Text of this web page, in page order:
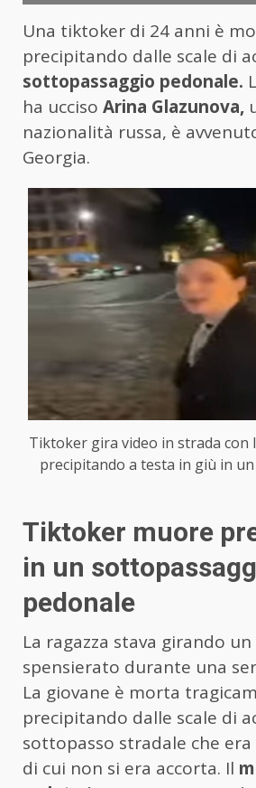
Una tiktoker di 24 anni è
precipitando dalle scale di
sottopassaggio pedonale.
ha ucciso Arina Glazunova,
nazionalità russa, è
Georgia.
Tiktoker gira video in strada con
precipitando a testa in giù in
Tiktoker muore
in un
pedonale
La ragazza stava girando
spensierato durante una
La giovane è morta
precipitando dalle scale di
sottopasso stradale che
di cui non si era accorta. Il